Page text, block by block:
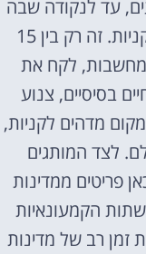
עד לנקודה שבה
בסוף המאורעות היו צנועים בעת הקניות. זה רק בין 15
מחשבות, לקח את
בסיסיים, צנוע
מדהים לקניות,
לצד המותגים
פריטים ממדינות
הקמעונאיות
זמן רב של מדינות